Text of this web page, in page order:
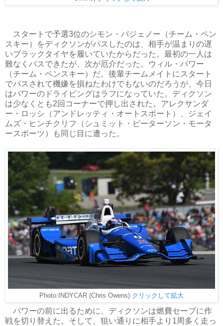
スタートで予選3位のシモン・パジェノー（チーム・ペン
スキー）をディクソンがパスしたのは、相手が温まりの遅
いブラックタイヤを履いていたからだった。最初の一人は
難なくパスできたが、次が厄介だった。ウィル・パワー
（チーム・ペンスキー）だ。後輩チームメイトにスタート
でパスされて機嫌を損ねたわけでもないのだろうが、今日
はパワーのドライビングはラフになっていた。ディクソン
は少なくとも2回コーナーで押し出された。アレクサンダ
ー・ロッシ（アンドレッティ・オートスポート）、ジェイ
ムズ・ヒンチクリフ（シュミット・ピーターソン・モータ
ースポーツ）も同じ目に遭った。
Photo:INDYCAR (Chris Owens) クリックして拡大
パワーの前に出るために、ディクソンは燃費セーブに作
戦を切り替えた。そして、狙い通りに相手より1周多く走っ